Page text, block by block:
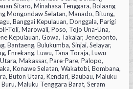
Sitaro, Minahasa Tenggara, Bolaang
Mongondaw Selatan, Manado, Bitung,
Banggai Kepulauan, Donggala, Parigi
Toli, Marowali, Poso, Tojo Una-Una,
Kepulauan, Gowa, Takalar, Jeneponto,
Bantaeng, Bulukumba, Sinjai, Selayar,
Enrekang, Luwu, Tana Toraja, Luwu
Makassar, Pare-Pare, Palopo,
Konawe Selatan, Wakatobi, Bombana,
Buton Utara, Kendari, Baubau, Maluku
Maluku Tenggara Barat, Seram